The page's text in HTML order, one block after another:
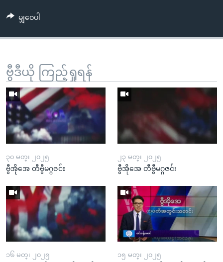
မျှဝေပါ
ဗွီဒီယို ကြည့်ရှုရန်
၃၀ မတ္၊ ၂၀၂၅
ဗွီအိုအေ တီဗွီမဂ္ဂဇင်း
၂၃ မတ္၊ ၂၀၂၅
ဗွီအိုအေ တီဗွီမဂ္ဂဇင်း
၁၆ မတ္၊ ၂၀၂၅ ၁၅ မတ္၊ ၂၀၂၅